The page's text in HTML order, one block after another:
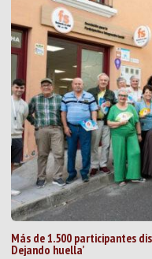
Más de 1.500 participantes
Dejando huella’